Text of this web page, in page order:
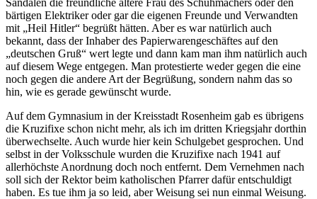
bärtigen Elektriker oder gar die eigenen Freunde und Verwandten
mit
Heil Hitler
begrüßt hätten. Aber es war natürlich auch
bekannt, dass der Inhaber des Papierwarengeschäftes auf den
deutschen Gruß
wert legte und dann kam man ihm natürlich auch
auf diesem Wege entgegen. Man protestierte weder gegen die eine
noch gegen die andere Art der Begrüßung, sondern nahm das so
hin, wie es gerade gewünscht wurde.
Auf dem Gymnasium in der Kreisstadt Rosenheim gab es übrigens
die Kruzifixe schon nicht mehr, als ich im dritten Kriegsjahr dorthin
überwechselte. Auch wurde hier kein Schulgebet gesprochen. Und
selbst in der Volksschule wurden die Kruzifixe nach 1941 auf
allerhöchste Anordnung doch noch entfernt. Dem Vernehmen nach
soll sich der Rektor beim katholischen Pfarrer dafür entschuldigt
haben. Es tue ihm ja so leid, aber Weisung sei nun einmal Weisung.